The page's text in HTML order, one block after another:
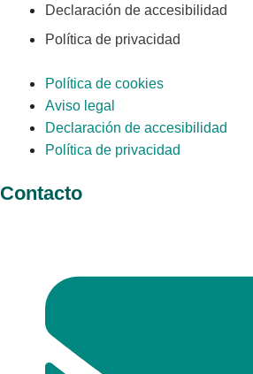
Declaración de accesibilidad
Política de privacidad
Política de cookies
Aviso legal
Declaración de accesibilidad
Política de privacidad
Contacto